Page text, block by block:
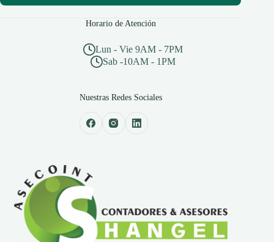
Horario de Atención
Lun - Vie 9AM - 7PM
Sab -10AM - 1PM
Nuestras Redes Sociales